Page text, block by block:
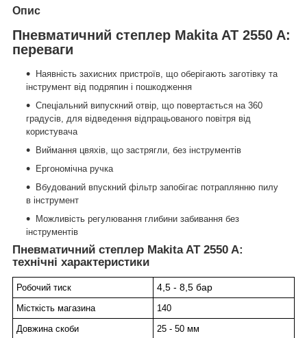
Опис
Пневматичний степлер Makita AT 2550 A:
переваги
Наявність захисних пристроїв, що оберігають заготівку та
інструмент від подряпин і пошкодження
Спеціальний випускний отвір, що повертається на 360
градусів, для відведення відпрацьованого повітря від
користувача
Виймання цвяхів, що застрягли, без інструментів
Ергономічна ручка
Вбудований впускний фільтр запобігає потраплянню пилу
в інструмент
Можливість регулювання глибини забивання без
інструментів
Пневматичний степлер Makita AT 2550 A:
технічні характеристики
Робочий тиск 4,5 - 8,5 бар
Місткість магазина
140
Довжина скоби
25 - 50 мм